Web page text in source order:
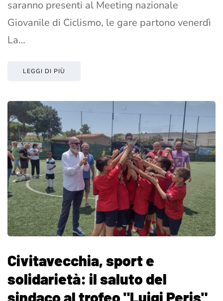
saranno presenti al Meeting nazionale
Giovanile di Ciclismo, le gare partono venerdì
La…
LEGGI DI PIÙ
Civitavecchia, sport e
solidarietà: il saluto del
sindaco al trofeo "Luigi Peris"